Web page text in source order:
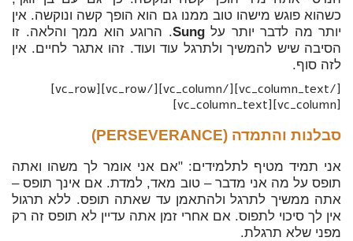
כשהוא פוגש מישהו טוב ממנו גם הוא הופך קשה ונוקשה. אין
יותר מה לדבר יותר עלSung. הרוגע הוא ממך והלאה. זו
הסיבה שיש להמשיך ולתרגל עוד ועוד. זהו אתגר לחיים. אין
לזה סוף.
[/vc_column_text][/vc_column][/vc_row][vc_row]
[vc_column][vc_column_text]
סבלנות והתמדה (PERSEVERANCE
)
אני תמיד מטיף לתלמידים: "אם אני אומר לך משהו ואתה
תופס על מה אני מדבר – טוב מאד, למדת. אם אינך תופס –
אתה ממשיך לתרגל ולהתאמן עד שאתה תופס. ללא תרגול
אין לך סיכוי לתפוס. אם אחרי זמן אתה עדיין לא תופס זה רק
מפני שלא תרגלת.